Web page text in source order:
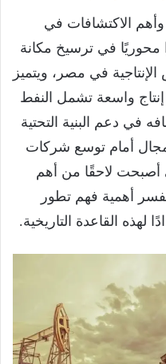
الاكتشافات في
محوريًا في ترسيخ مكانة
في مصر، ويتميز
واسعة تشمل النفط
في دعم البنية التحتية
أمام توسع شركات
أصبحت لاحقًا من أهم
أهمية فهم تطور
لهذه القاعدة التاريخية.